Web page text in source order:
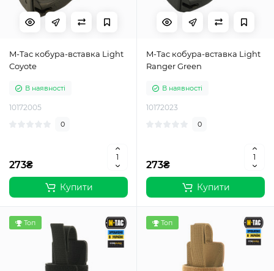
M-Tac кобура-вставка Light
Coyote
В наявності
10172005
0
273₴
Купити
M-Tac кобура-вставка Light
Ranger Green
В наявності
10172023
0
273₴
Купити
Топ Топ